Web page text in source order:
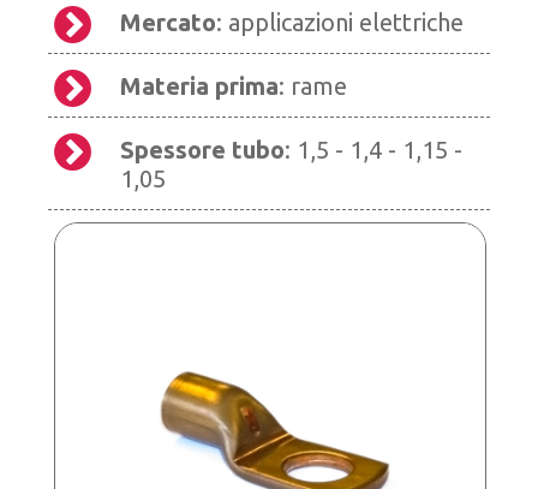
Mercato: applicazioni elettriche
Materia prima: rame
Spessore tubo: 1,5 - 1,4 - 1,15 -
1,05